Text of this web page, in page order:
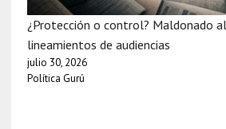
¿Protección o control? Maldonado
lineamientos de audiencias
julio 30, 2026
Política Gurú